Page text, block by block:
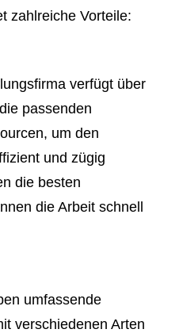
zahlreiche Vorteile:
verfügt über
passenden
um den
und zügig
die besten
die Arbeit schnell
umfassende
verschiedenen Arten